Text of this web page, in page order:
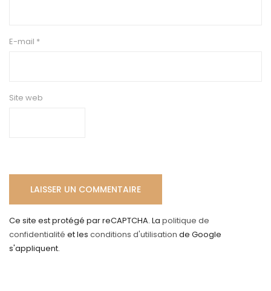
E-mail *
Site web
Ce site est protégé par reCAPTCHA. La politique de
confidentialité et les conditions d'utilisation de Google
s'appliquent.